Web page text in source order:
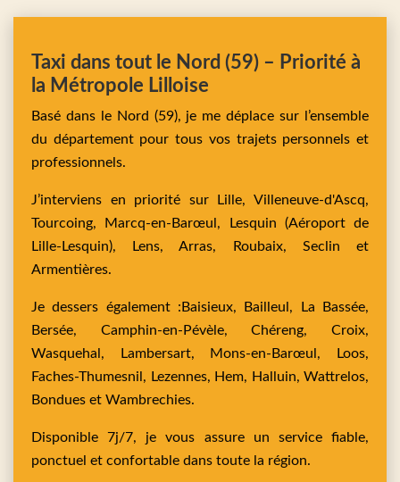
Taxi dans tout le Nord (59) – Priorité à
la Métropole Lilloise
Basé dans le Nord (59), je me déplace sur l’ensemble
du département pour tous vos trajets personnels et
professionnels.
J’interviens en priorité surLille,Villeneuve-d'Ascq,
Tourcoing,
Marcq-en-Barœul, Lesquin (Aéroport de
Lille-Lesquin), Lens,Arras, Roubaix, Seclin et
Armentières.
Je dessers également : Baisieux, Bailleul,
La Bassée,
Bersée, Camphin-en-Pévèle,Chéreng,Croix,
Wasquehal,
Lambersart, Mons-en-Barœul,
Loos,
Faches-Thumesnil, Lezennes, Hem, Halluin, Wattrelos,
Bondues et Wambrechies.
Disponible 7j/7, je vous assure un service fiable,
ponctuel et confortable dans toute la région.